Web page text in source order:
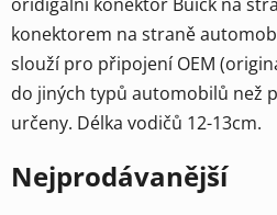
konektorem na straně
slouží pro připojení OEM
do jiných typů automobilů než
určeny. Délka vodičů 12-13cm.
Nejprodávanější